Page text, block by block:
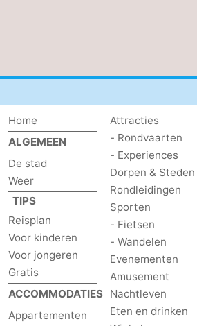
Home
ALGEMEEN
De stad
Weer
TIPS
Reisplan
Voor kinderen
Voor jongeren
Gratis
ACCOMMODATIES
Appartementen
Attracties
- Rondvaarten
- Experiences
Dorpen & Steden
Rondleidingen
Sporten
- Fietsen
- Wandelen
Evenementen
Amusement
Nachtleven
Eten en drinken